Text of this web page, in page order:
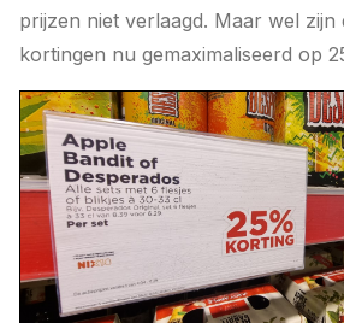
prijzen niet verlaagd. Maar wel zijn
kortingen nu gemaximaliseerd op